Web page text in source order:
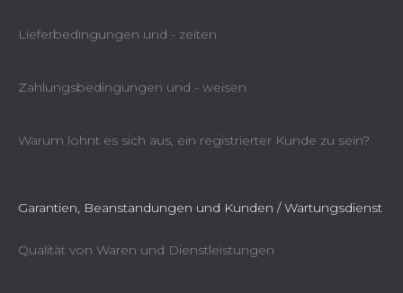
Lieferbedingungen und - zeiten
Zahlungsbedingungen und - weisen
Warum lohnt es sich aus, ein registrierter Kunde zu sein?
Garantien, Beanstandungen und Kunden / Wartungsdienst
Qualität von Waren und Dienstleistungen